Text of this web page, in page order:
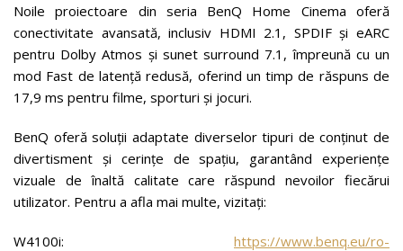
Noile proiectoare din seria BenQ Home Cinema oferă
conectivitate avansată, inclusiv HDMI 2.1, SPDIF și eARC
pentru Dolby Atmos și sunet surround 7.1, împreună cu un
mod Fast de latență redusă, oferind un timp de răspuns de
17,9 ms pentru filme, sporturi și jocuri.
BenQ oferă soluții adaptate diverselor tipuri de conținut de
divertisment și cerințe de spațiu, garantând experiențe
vizuale de înaltă calitate care răspund nevoilor fiecărui
utilizator. Pentru a afla mai multe, vizitați:
W4100i: https://www.benq.eu/ro-